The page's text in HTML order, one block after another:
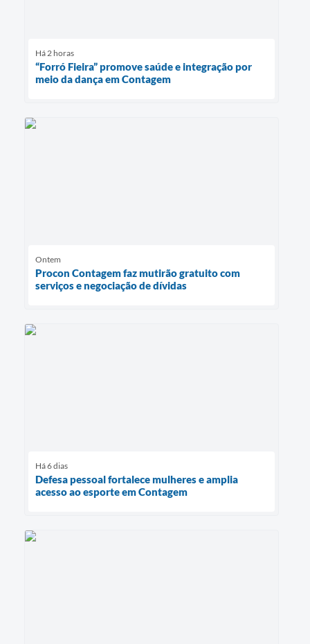
Há 2 horas
“Forró Fieira” promove saúde e integração por
meio da dança em Contagem
Ontem
Procon Contagem faz mutirão gratuito com
serviços e negociação de dívidas
Há 6 dias
Defesa pessoal fortalece mulheres e amplia
acesso ao esporte em Contagem